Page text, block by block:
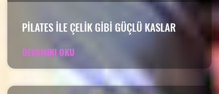
PILATES ILE ÇELIK GIBI GÜÇLÜ KASLAR
DEVAMINI OKU